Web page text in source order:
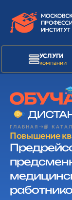
УСЛУГИ
компании
ГЛАВНАЯ 📙
Повышение